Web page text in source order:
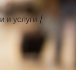
и услуги/